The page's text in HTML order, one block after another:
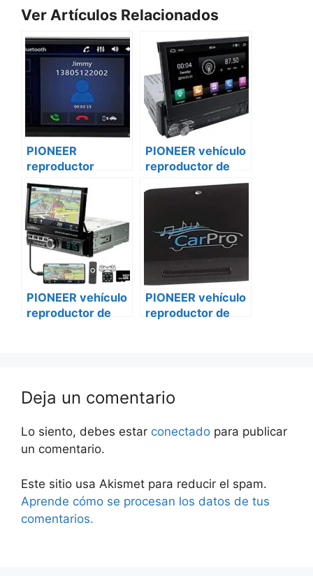
Ver Artículos Relacionados
PIONEER
reproductor
vehículo
multimedia mvh-
a205bt Fiat
PIONEER vehículo
reproductor de
DVD avh-a205bt
iveco daily
PIONEER vehículo
reproductor de
PIONEER vehículo
reproductor de
Deja un comentario
Lo siento, debes estar conectado para publicar
un comentario.
Este sitio usa Akismet para reducir el spam.
Aprende cómo se procesan los datos de tus
comentarios.